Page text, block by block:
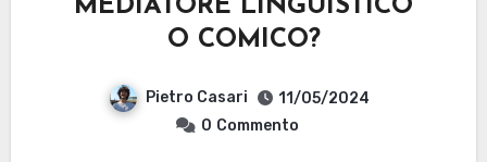
MEDIATORE LINGUISTICO
O COMICO?
Pietro Casari
11/05/2024
0 Commento